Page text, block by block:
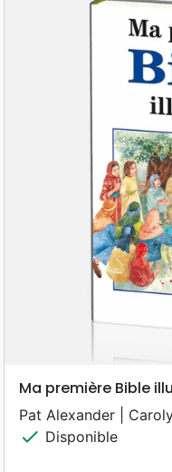
Ma première Bible
Pat Alexander |
check Disponible